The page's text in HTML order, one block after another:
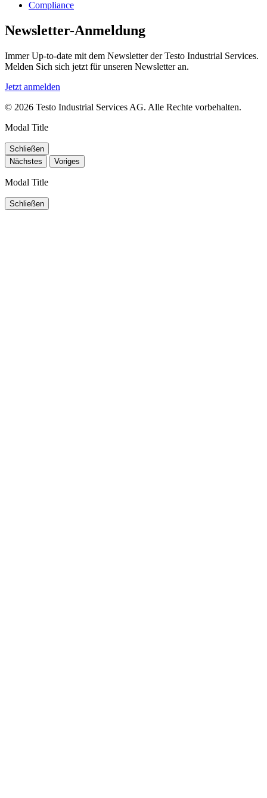
Compliance
Newsletter-Anmeldung
Immer Up-to-date mit dem Newsletter der Testo Industrial Services.
Melden Sich sich jetzt für unseren Newsletter an.
Jetzt anmelden
© 2026 Testo Industrial Services AG. Alle Rechte vorbehalten.
Modal Title
Schließen
Nächstes
Voriges
Modal Title
Schließen